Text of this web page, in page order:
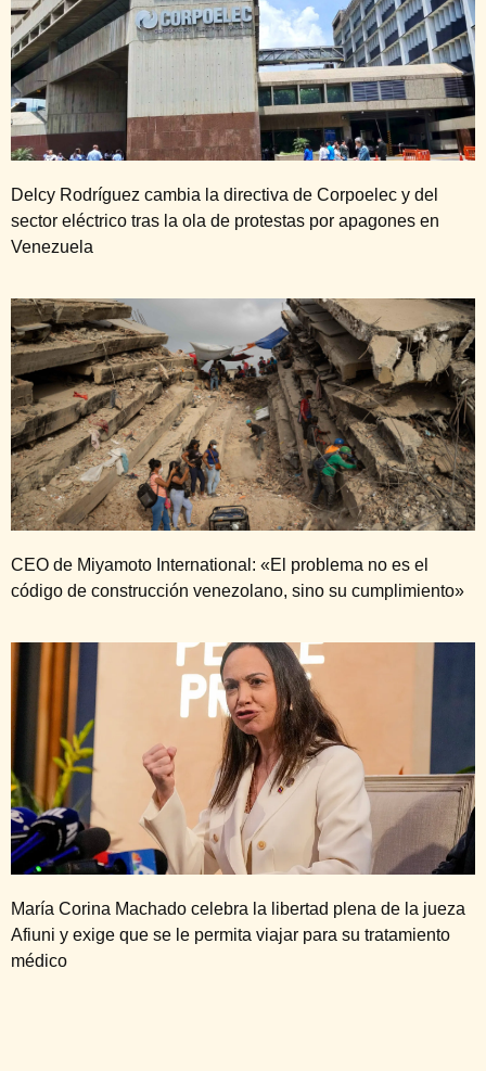
Delcy Rodríguez cambia la directiva de Corpoelec y del
sector eléctrico tras la ola de protestas por apagones en
Venezuela
CEO de Miyamoto International: «El problema no es el
código de construcción venezolano, sino su cumplimiento»
María Corina Machado celebra la libertad plena de la jueza
Afiuni y exige que se le permita viajar para su tratamiento
médico